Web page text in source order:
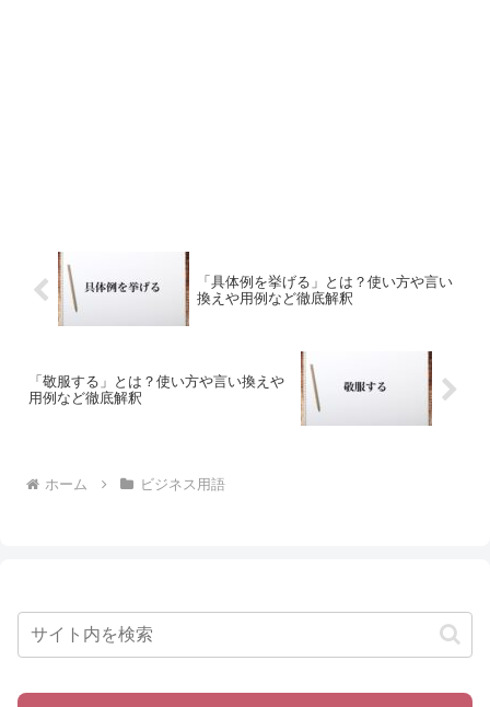
「具体例を挙げる」とは？使い方や言い
換えや用例など徹底解釈
「敬服する」とは？使い方や言い換えや
用例など徹底解釈
ホーム ビジネス用語